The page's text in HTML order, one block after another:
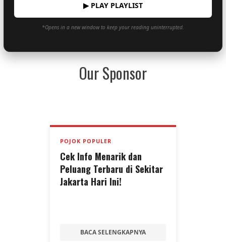
▶ PLAY PLAYLIST
*Opens in a new window to keep your reading uninterrupted.
Our Sponsor
POJOK POPULER
Cek Info Menarik dan
Peluang Terbaru di Sekitar
Jakarta Hari Ini!
BACA SELENGKAPNYA